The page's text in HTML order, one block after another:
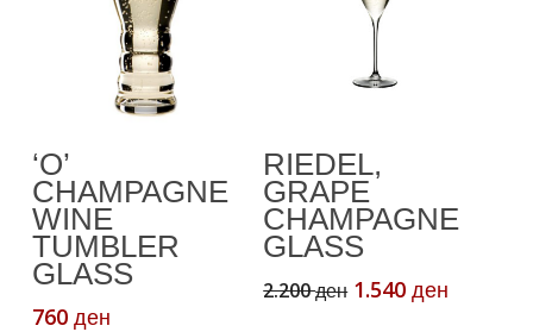
‘O’
CHAMPAGNE
WINE
TUMBLER
GLASS
760 ден
Кошничка
RIEDEL,
GRAPE
CHAMPAGNE
GLASS
2.200ден Original
1.540ден